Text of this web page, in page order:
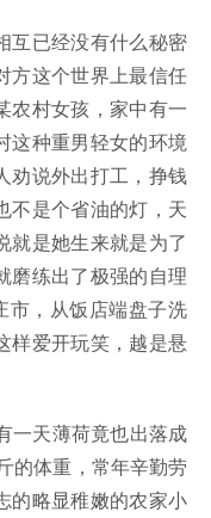
已经没有什么秘密
方这个世界上最信任
农村女孩，家中有一
这种重男轻女的环境
劝说外出打工，挣钱
不是个省油的灯，天
就是她生来就是为了
磨练出了极强的自理
市，从饭店端盘子洗
样爱开玩笑，越是悬
天薄荷竟也出落成
的体重，常年辛勤劳
的略显稚嫩的农家小